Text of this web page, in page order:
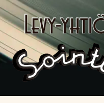
Siirry
navigointiin
Siirry
sisältöön
Etusivu